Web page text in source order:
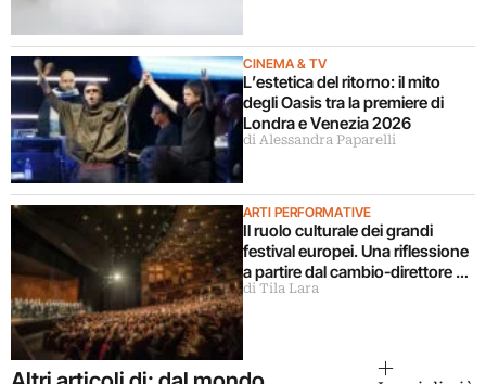
CINEMA & TV
L’estetica del ritorno: il mito
degli Oasis tra la premiere di
Londra e Venezia 2026
di Alessandra Paparelli
ARTI PERFORMATIVE
Il ruolo culturale dei grandi
festival europei. Una riflessione
a partire dal cambio-direttore a
Salisburgo
di Tila Lara